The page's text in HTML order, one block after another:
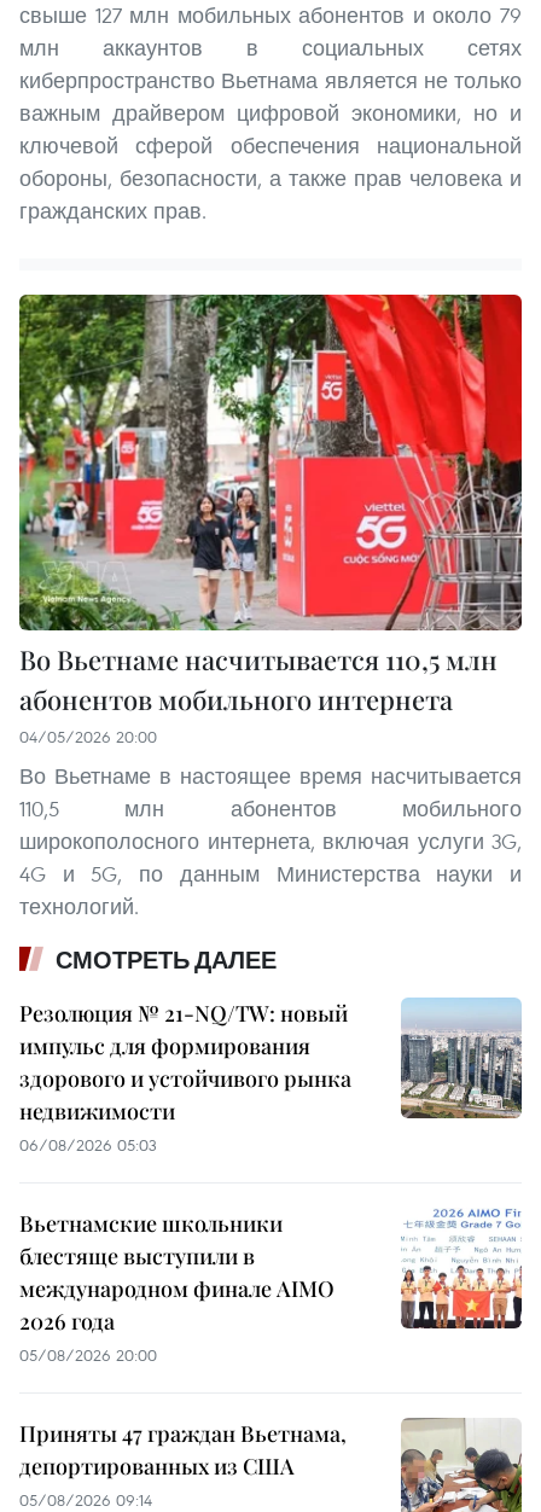
свыше 127 млн мобильных абонентов и около 79
млн аккаунтов в социальных сетях
киберпространство Вьетнама является не только
важным драйвером цифровой экономики, но и
ключевой сферой обеспечения национальной
обороны, безопасности, а также прав человека и
гражданских прав.
Во Вьетнаме насчитывается 110,5 млн
абонентов мобильного интернета
04/05/2026 20:00
Во Вьетнаме в настоящее время насчитывается
110,5 млн абонентов мобильного
широкополосного интернета, включая услуги 3G,
4G и 5G, по данным Министерства науки и
технологий.
СМОТРЕТЬ ДАЛЕЕ
Резолюция № 21-NQ/TW: новый
импульс для формирования
здорового и устойчивого рынка
недвижимости
06/08/2026 05:03
Вьетнамские школьники
блестяще выступили в
международном финале AIMO
2026 года
05/08/2026 20:00
Приняты 47 граждан Вьетнама,
депортированных из США
05/08/2026 09:14